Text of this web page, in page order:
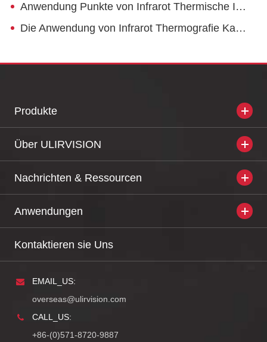
Anwendung Punkte von Infrarot Thermische Imager in Sicherheit Wartung von Erdgas Industrie
Die Anwendung von Infrarot Thermografie Kamera in Bereich der Intelligente Sicherheit
Produkte
Über ULIRVISION
Nachrichten & Ressourcen
Anwendungen
Kontaktieren sie Uns
EMAIL_US:
overseas@ulirvision.com
CALL_US:
+86-(0)571-8720-9887